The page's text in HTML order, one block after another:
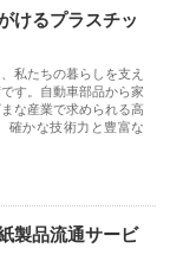
けるプラスチッ
私たちの暮らしを支え
す。自動車部品から家
な産業で求められる高
確かな技術力と豊富な
製品流通サービ